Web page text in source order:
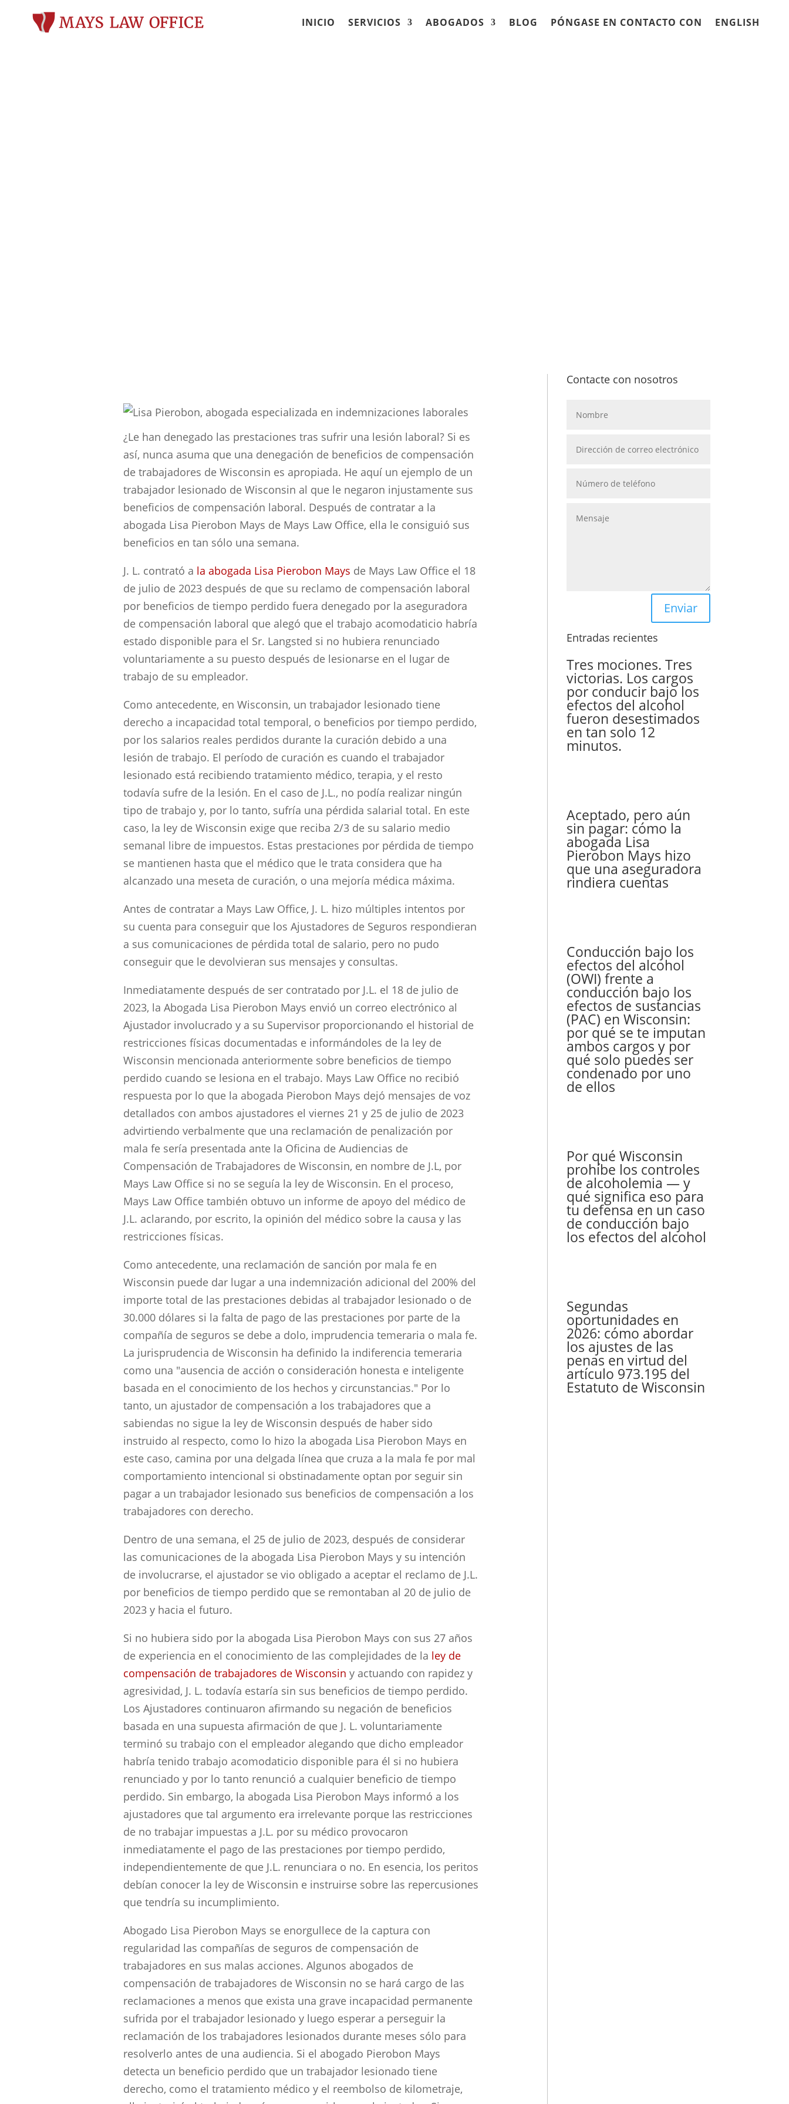
INICIO SERVICIOS ABOGADOS BLOG PÓNGASE EN CONTACTO CON ENGLISH
¿Le han denegado las prestaciones tras sufrir una lesión laboral? Si es
así, nunca asuma que una denegación de beneficios de compensación
de trabajadores de Wisconsin es apropiada. He aquí un ejemplo de un
trabajador lesionado de Wisconsin al que le negaron injustamente sus
beneficios de compensación laboral. Después de contratar a la
abogada Lisa Pierobon Mays de Mays Law Office, ella le consiguió sus
beneficios en tan sólo una semana.
J. L. contrató a la abogada Lisa Pierobon Mays de Mays Law Office el 18
de julio de 2023 después de que su reclamo de compensación laboral
por beneficios de tiempo perdido fuera denegado por la aseguradora
de compensación laboral que alegó que el trabajo acomodaticio habría
estado disponible para el Sr. Langsted si no hubiera renunciado
voluntariamente a su puesto después de lesionarse en el lugar de
trabajo de su empleador.
Como antecedente, en Wisconsin, un trabajador lesionado tiene
derecho a incapacidad total temporal, o beneficios por tiempo perdido,
por los salarios reales perdidos durante la curación debido a una
lesión de trabajo. El período de curación es cuando el trabajador
lesionado está recibiendo tratamiento médico, terapia, y el resto
todavía sufre de la lesión. En el caso de J.L., no podía realizar ningún
tipo de trabajo y, por lo tanto, sufría una pérdida salarial total. En este
caso, la ley de Wisconsin exige que reciba 2/3 de su salario medio
semanal libre de impuestos. Estas prestaciones por pérdida de tiempo
se mantienen hasta que el médico que le trata considera que ha
alcanzado una meseta de curación, o una mejoría médica máxima.
Antes de contratar a Mays Law Office, J. L. hizo múltiples intentos por
su cuenta para conseguir que los Ajustadores de Seguros respondieran
a sus comunicaciones de pérdida total de salario, pero no pudo
conseguir que le devolvieran sus mensajes y consultas.
Inmediatamente después de ser contratado por J.L. el 18 de julio de
2023, la Abogada Lisa Pierobon Mays envió un correo electrónico al
Ajustador involucrado y a su Supervisor proporcionando el historial de
restricciones físicas documentadas e informándoles de la ley de
Wisconsin mencionada anteriormente sobre beneficios de tiempo
perdido cuando se lesiona en el trabajo. Mays Law Office no recibió
respuesta por lo que la abogada Pierobon Mays dejó mensajes de voz
detallados con ambos ajustadores el viernes 21 y 25 de julio de 2023
advirtiendo verbalmente que una reclamación de penalización por
mala fe sería presentada ante la Oficina de Audiencias de
Compensación de Trabajadores de Wisconsin, en nombre de J.L, por
Mays Law Office si no se seguía la ley de Wisconsin. En el proceso,
Mays Law Office también obtuvo un informe de apoyo del médico de
J.L. aclarando, por escrito, la opinión del médico sobre la causa y las
restricciones físicas.
Como antecedente, una reclamación de sanción por mala fe en
Wisconsin puede dar lugar a una indemnización adicional del 200% del
importe total de las prestaciones debidas al trabajador lesionado o de
30.000 dólares si la falta de pago de las prestaciones por parte de la
compañía de seguros se debe a dolo, imprudencia temeraria o mala fe.
La jurisprudencia de Wisconsin ha definido la indiferencia temeraria
como una "ausencia de acción o consideración honesta e inteligente
basada en el conocimiento de los hechos y circunstancias." Por lo
tanto, un ajustador de compensación a los trabajadores que a
sabiendas no sigue la ley de Wisconsin después de haber sido
instruido al respecto, como lo hizo la abogada Lisa Pierobon Mays en
este caso, camina por una delgada línea que cruza a la mala fe por mal
comportamiento intencional si obstinadamente optan por seguir sin
pagar a un trabajador lesionado sus beneficios de compensación a los
trabajadores con derecho.
Dentro de una semana, el 25 de julio de 2023, después de considerar
las comunicaciones de la abogada Lisa Pierobon Mays y su intención
de involucrarse, el ajustador se vio obligado a aceptar el reclamo de J.L.
por beneficios de tiempo perdido que se remontaban al 20 de julio de
2023 y hacia el futuro.
Si no hubiera sido por la abogada Lisa Pierobon Mays con sus 27 años
de experiencia en el conocimiento de las complejidades de la ley de
compensación de trabajadores de Wisconsin y actuando con rapidez y
agresividad, J. L. todavía estaría sin sus beneficios de tiempo perdido.
Los Ajustadores continuaron afirmando su negación de beneficios
basada en una supuesta afirmación de que J. L. voluntariamente
terminó su trabajo con el empleador alegando que dicho empleador
habría tenido trabajo acomodaticio disponible para él si no hubiera
renunciado y por lo tanto renunció a cualquier beneficio de tiempo
perdido. Sin embargo, la abogada Lisa Pierobon Mays informó a los
ajustadores que tal argumento era irrelevante porque las restricciones
de no trabajar impuestas a J.L. por su médico provocaron
inmediatamente el pago de las prestaciones por tiempo perdido,
independientemente de que J.L. renunciara o no. En esencia, los peritos
debían conocer la ley de Wisconsin e instruirse sobre las repercusiones
que tendría su incumplimiento.
Abogado Lisa Pierobon Mays se enorgullece de la captura con
regularidad las compañías de seguros de compensación de
trabajadores en sus malas acciones. Algunos abogados de
compensación de trabajadores de Wisconsin no se hará cargo de las
reclamaciones a menos que exista una grave incapacidad permanente
sufrida por el trabajador lesionado y luego esperar a perseguir la
reclamación de los trabajadores lesionados durante meses sólo para
resolverlo antes de una audiencia. Si el abogado Pierobon Mays
detecta un beneficio perdido que un trabajador lesionado tiene
derecho, como el tratamiento médico y el reembolso de kilometraje,
Contacte con nosotros
Enviar
Entradas recientes
Tres mociones. Tres
victorias. Los cargos
por conducir bajo los
efectos del alcohol
fueron desestimados
en tan solo 12
minutos.
Aceptado, pero aún
sin pagar: cómo la
abogada Lisa
Pierobon Mays hizo
que una aseguradora
rindiera cuentas
Conducción bajo los
efectos del alcohol
(OWI) frente a
conducción bajo los
efectos de sustancias
(PAC) en Wisconsin:
por qué se te imputan
ambos cargos y por
qué solo puedes ser
condenado por uno
de ellos
Por qué Wisconsin
prohíbe los controles
de alcoholemia — y
qué significa eso para
tu defensa en un caso
de conducción bajo
los efectos del alcohol
Segundas
oportunidades en
2026: cómo abordar
los ajustes de las
penas en virtud del
artículo 973.195 del
Estatuto de Wisconsin